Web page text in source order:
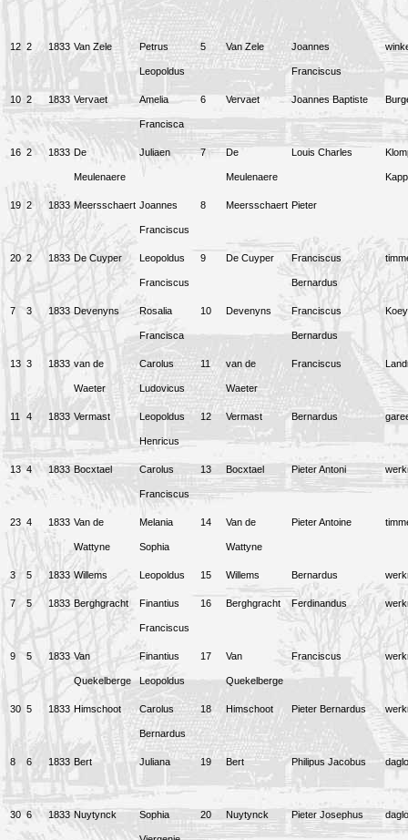
12 2 1833 Van Zele Petrus
Leopoldus
5 Van Zele Joannes
Franciscus
10 2 1833 Vervaet Amelia
Francisca
6 Vervaet Joannes Baptiste
16 2 1833 De
Meulenaere
Juliaen 7 De
Meulenaere
Louis Charles
19 2 1833 Meersschaert Joannes
Franciscus
8 Meersschaert Pieter
20 2 1833 De Cuyper Leopoldus
Franciscus
9 De Cuyper Franciscus
Bernardus
7 3 1833 Devenyns Rosalia
Francisca
10 Devenyns Franciscus
Bernardus
13 3 1833 van de
Waeter
Carolus
Ludovicus
11 van de
Waeter
Franciscus
11 4 1833 Vermast Leopoldus
Henricus
12 Vermast Bernardus
13 4 1833 Bocxtael Carolus
Franciscus
13 Bocxtael Pieter Antoni
23 4 1833 Van de
Wattyne
Melania
Sophia
14 Van de
Wattyne
Pieter Antoine
3 5 1833 Willems Leopoldus 15 Willems Bernardus
7 5 1833 Berghgracht Finantius
Franciscus
16 Berghgracht Ferdinandus
9 5 1833 Van
Quekelberge
Finantius
Leopoldus
17 Van
Quekelberge
Franciscus
30 5 1833 Himschoot Carolus
Bernardus
18 Himschoot Pieter Bernardus
8 6 1833 Bert Juliana 19 Bert Philipus Jacobus
30 6 1833 Nuytynck Sophia 20 Nuytynck Pieter Josephus